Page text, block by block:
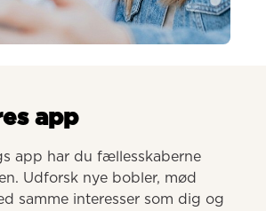
app
app har du fællesskaberne
Udforsk nye bobler, mød
samme interesser som dig og